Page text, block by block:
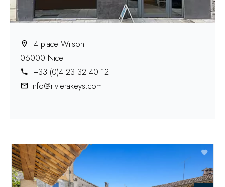
4 place Wilson
06000 Nice
+33 (0)4 23 32 40 12
info@rivierakeys.com